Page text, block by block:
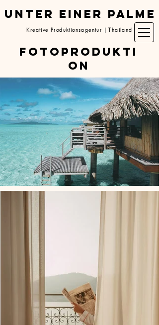
UNTER EINER PALME
Kreative Produktionsagentur | Thailand
Fotoprodukti
on